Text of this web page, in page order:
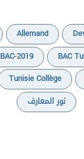
Allemand
BAC-2019 BAC
Tunisie Collège
نور المعارف